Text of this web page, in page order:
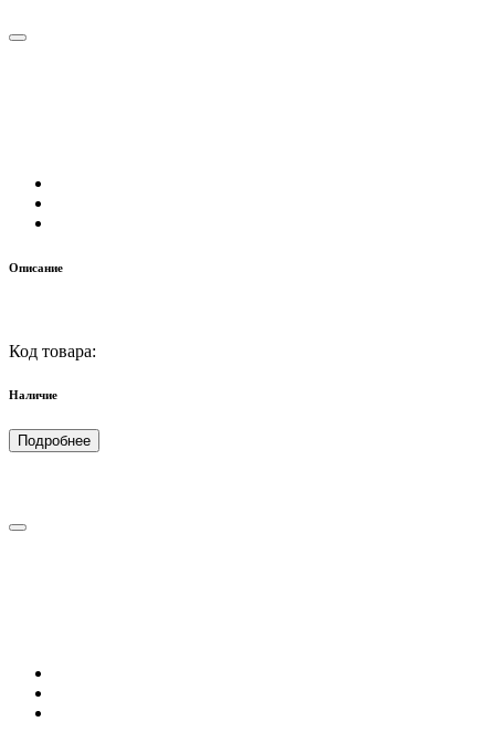
Описание
Код товара:
Наличие
Подробнее